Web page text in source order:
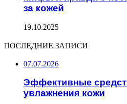
за кожей
19.10.2025
ПОСЛЕДНИЕ ЗАПИСИ
07.07.2026
Эффективные
увлажнения кожи